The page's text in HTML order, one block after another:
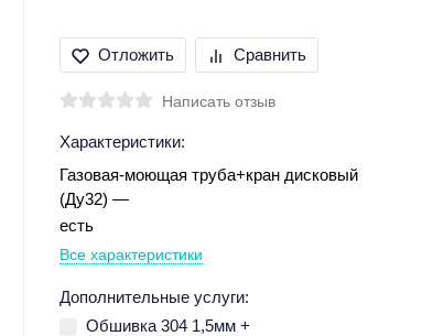
Отложить Сравнить
Написать отзыв
Характеристики:
Газовая-моющая труба+кран дисковый
(Ду32)
есть
Все характеристики
Дополнительные услуги:
Обшивка 304 1,5мм +